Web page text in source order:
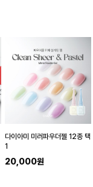
다이아미 미러파우더젤 12종 택
1
20,000원